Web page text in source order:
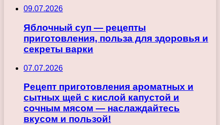
09.07.2026
Яблочный суп — рецепты
приготовления, польза для здоровья и
секреты варки
07.07.2026
Рецепт приготовления ароматных и
сытных щей с кислой капустой и
сочным мясом — наслаждайтесь
вкусом и пользой!